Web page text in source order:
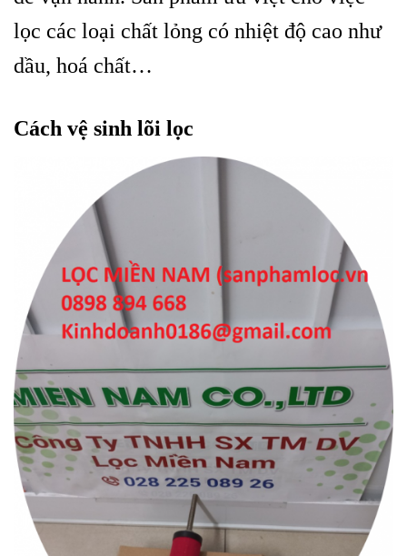
lọc các loại chất lỏng có nhiệt độ cao như
dầu, hoá chất…
Cách vệ sinh lõi lọc